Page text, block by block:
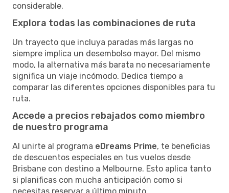
considerable.
Explora todas las combinaciones de ruta
Un trayecto que incluya paradas más largas no
siempre implica un desembolso mayor. Del mismo
modo, la alternativa más barata no necesariamente
significa un viaje incómodo. Dedica tiempo a
comparar las diferentes opciones disponibles para tu
ruta.
Accede a precios rebajados como miembro
de nuestro programa
Al unirte al programa eDreams Prime, te beneficias
de descuentos especiales en tus vuelos desde
Brisbane con destino a Melbourne. Esto aplica tanto
si planificas con mucha anticipación como si